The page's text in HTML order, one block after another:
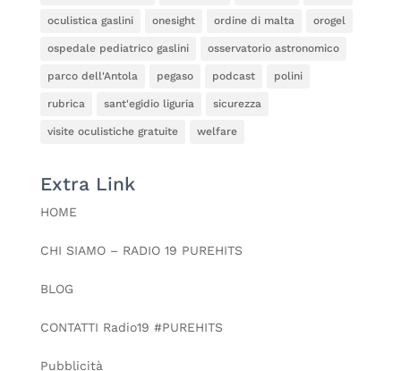
oculistica gaslini onesight ordine di malta orogel
ospedale pediatrico gaslini osservatorio astronomico
parco dell'Antola pegaso podcast polini
rubrica sant'egidio liguria sicurezza
visite oculistiche gratuite welfare
Extra Link
HOME
CHI SIAMO – RADIO 19 PUREHITS
BLOG
CONTATTI Radio19 #PUREHITS
Pubblicità